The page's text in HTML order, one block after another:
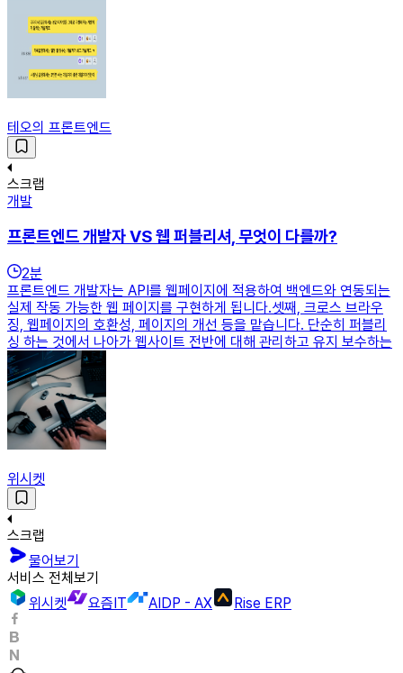
테오의 프론트엔드
스크랩
개발
프론트엔드 개발자 VS 웹 퍼블리셔, 무엇이 다를까?
2분
프론트엔드 개발자는 API를 웹페이지에 적용하여 백엔드와 연동되는
실제 작동 가능한 웹 페이지를 구현하게 됩니다.셋째, 크로스 브라우
징, 웹페이지의 호환성, 페이지의 개선 등을 맡습니다. 단순히 퍼블리
싱 하는 것에서 나아가 웹사이트 전반에 대해 관리하고 유지 보수하는
위시켓
스크랩
물어보기
서비스 전체보기
위시켓
요즘IT AIDP - AX Rise ERP